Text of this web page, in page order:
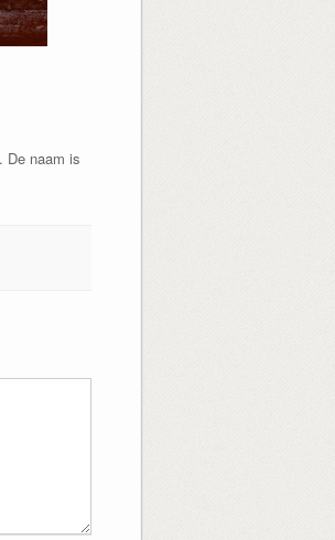
De naam is